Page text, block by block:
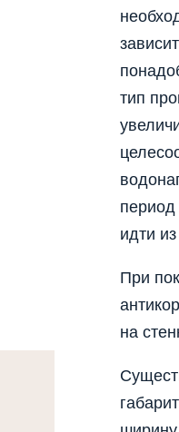
тип
период
идти
При
на